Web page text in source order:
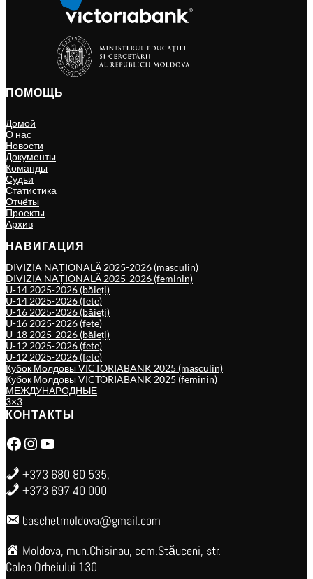
ПОМОЩЬ
Домой
О нас
Новости
Документы
Команды
Судьи
Статистика
Отчёты
Проекты
Архив
НАВИГАЦИЯ
DIVIZIA NAȚIONALĂ 2025-2026 (masculin)
DIVIZIA NAȚIONALĂ 2025-2026 (feminin)
U-14 2025-2026 (băieți)
U-14 2025-2026 (fete)
U-16 2025-2026 (băieți)
U-16 2025-2026 (fete)
U-18 2025-2026 (băieți)
U-12 2025-2026 (fete)
U-12 2025-2026 (fete)
Кубок Молдовы VICTORIABANK 2025 (masculin)
Кубок Молдовы VICTORIABANK 2025 (feminin)
МЕЖДУНАРОДНЫЕ
3×3
КОНТАКТЫ
Facebook Instagram YouTube
+373 680 80 535,
+373 697 40 000
baschetmoldova@gmail.com
Moldova, mun.Chisinau, com.Stăuceni, str.
Calea Orheiului 130